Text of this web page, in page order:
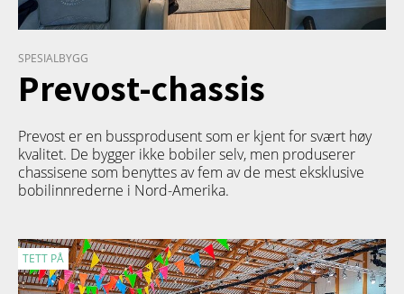
SPESIALBYGG
Prevost-chassis
Prevost er en bussprodusent som er kjent for svært høy
kvalitet. De bygger ikke bobiler selv, men produserer
chassisene som benyttes av fem av de mest eksklusive
bobilinnrederne i Nord-Amerika.
TETT PÅ